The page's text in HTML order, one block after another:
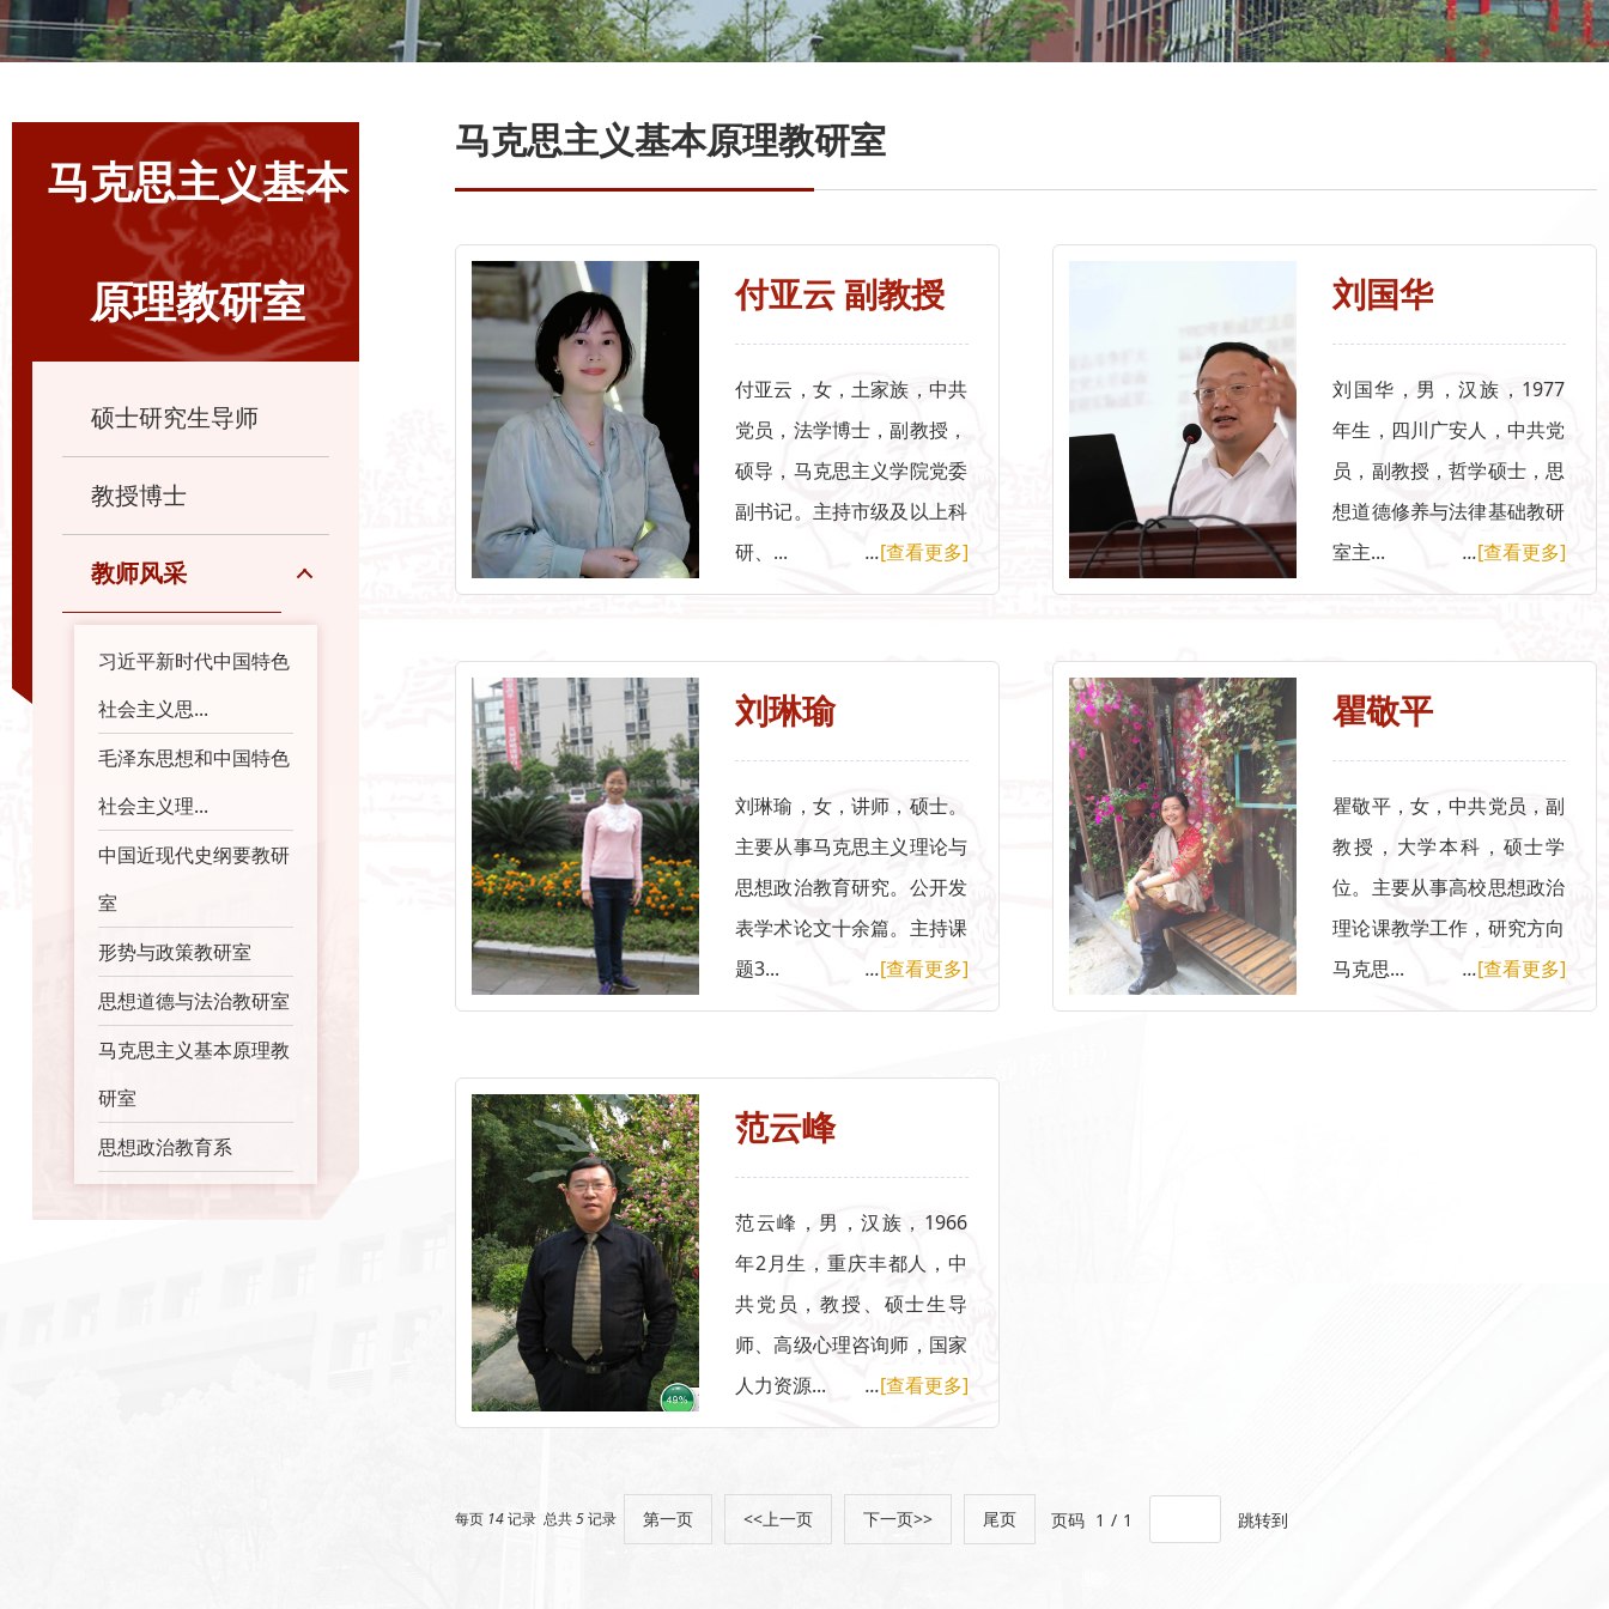
马克思主义基本
原理教研室
硕士研究生导师
教授博士
教师风采
习近平新时代中国特色
社会主义思...
毛泽东思想和中国特色
社会主义理...
中国近现代史纲要教研
室
形势与政策教研室
思想道德与法治教研室
马克思主义基本原理教
研室
思想政治教育系
马克思主义基本原理教研室
付亚云 副教授
付亚云，女，土家族，中共
党员，法学博士，副教授，
硕导，马克思主义学院党委
副书记。主持市级及以上科
研、...
...[查看更多]
刘国华
刘国华，男，汉族，1977
年生，四川广安人，中共党
员，副教授，哲学硕士，思
想道德修养与法律基础教研
室主...
...[查看更多]
刘琳瑜
刘琳瑜，女，讲师，硕士。
主要从事马克思主义理论与
思想政治教育研究。公开发
表学术论文十余篇。主持课
题3...
...[查看更多]
瞿敬平
瞿敬平，女，中共党员，副
教授，大学本科，硕士学
位。主要从事高校思想政治
理论课教学工作，研究方向
马克思...
...[查看更多]
范云峰
范云峰，男，汉族，1966
年2月生，重庆丰都人，中
共党员，教授、硕士生导
师、高级心理咨询师，国家
人力资源...
...[查看更多]
每页 14记录 总共5记录 第一页 <<上一页 下一页>> 尾页 页码 1 / 1 跳转到